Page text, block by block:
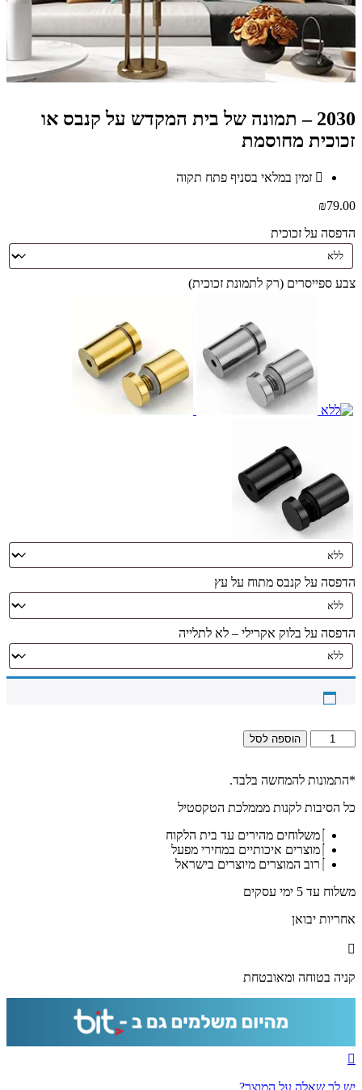
2030 – תמונה של בית המקדש על קנבס או
זכוכית מחוסמת
זמין במלאי בסניף פתח תקוה
₪79.00
הדפסה על זכוכית
צבע ספייסרים (רק לתמונת זכוכית)
הדפסה על קנבס מתוח על עץ
הדפסה על בלוק אקרילי – לא לתלייה
כמות
של
-
של
המקדש
קנבס
זכוכית
הוספה לסל
*התמונות להמחשה בלבד.
כל הסיבות לקנות מממלכת הטקסטיל
משלוחים מהירים עד בית הלקוח
מוצרים איכותיים במחירי מפעל
רוב המוצרים מיוצרים בישראל
משלוח עד 5 ימי עסקים
אחריות יבואן
קניה בטוחה ומאובטחת